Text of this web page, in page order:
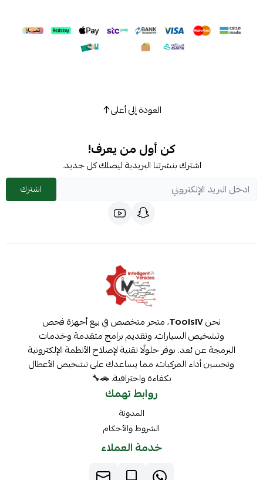
اسحب و افلت الملف هنا
استعراض
العودة إلى أعلى
كن أول من يعرف!
اشترك بنشرتنا البريدية ليصلك كل جديد.
اشترك
نحنToolsIV، متجر متخصص في بيع أجهزة فحص
وتشخيص السيارات، وتقديم برامج متقدمة وخدمات
البرمجة عن بُعد. نوفر حلولًا تقنية لإصلاح الأنظمة الإلكترونية
وتحسين أداء المركبات، مما يساعدك على تشخيص الأعطال
بكفاءة واحترافية. 🚗🔧
روابط تهمك
المدونة
الشروط والأحكام
خدمة العملاء